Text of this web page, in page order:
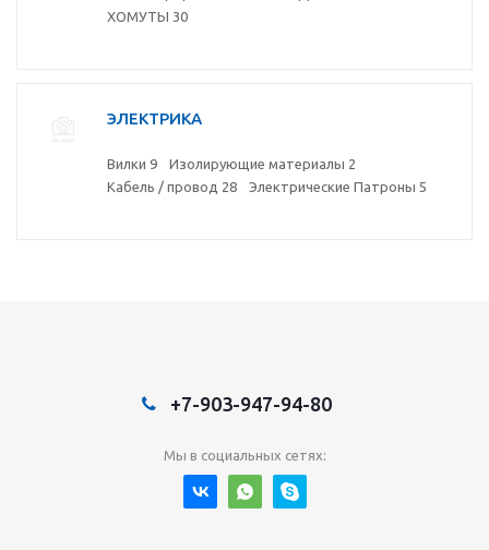
ХОМУТЫ 30
ЭЛЕКТРИКА
Вилки 9 Изолирующие материалы 2
Кабель / провод 28 Электрические Патроны 5
+7-903-947-94-80
Мы в социальных сетях: